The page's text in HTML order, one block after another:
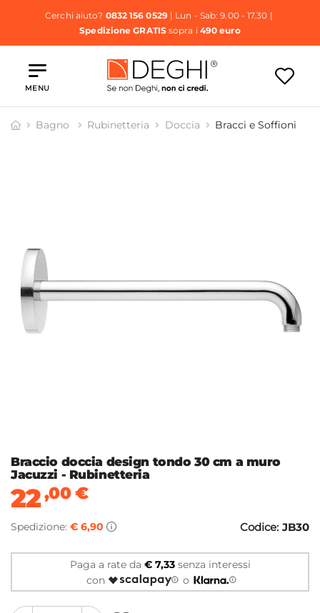
Cerchi aiuto? 0832 156 0529| Lun - Sab: 9.00 - 17.30 |
Spedizione GRATISsopra i 490 euro
MENU
Bagno Rubinetteria Doccia Bracci e Soffioni
Braccio doccia design tondo 30 cm a muro
Jacuzzi - Rubinetteria
22,00€
Spedizione: € 6,90 Codice: JB30
Paga a rate da € 7,33senza interessi
con
o